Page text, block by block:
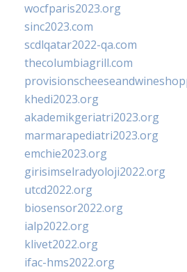
wocfparis2023.org
sinc2023.com
scdlqatar2022-qa.com
thecolumbiagrill.com
khedi2023.org
akademikgeriatri2023.org
marmarapediatri2023.org
emchie2023.org
girisimselradyoloji2022.org
utcd2022.org
biosensor2022.org
ialp2022.org
klivet2022.org
ifac-hms2022.org